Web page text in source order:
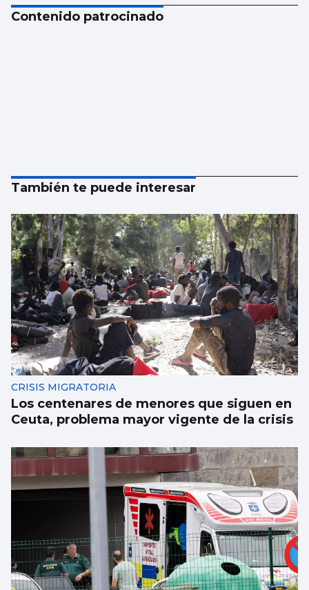
Contenido patrocinado
También te puede interesar
CRISIS MIGRATORIA
Los centenares de menores que siguen en
Ceuta, problema mayor vigente de la crisis